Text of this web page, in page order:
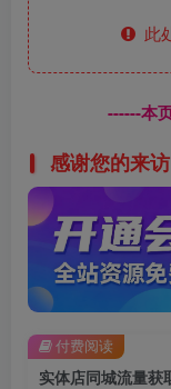
此
------本
感谢您的来
付费阅读